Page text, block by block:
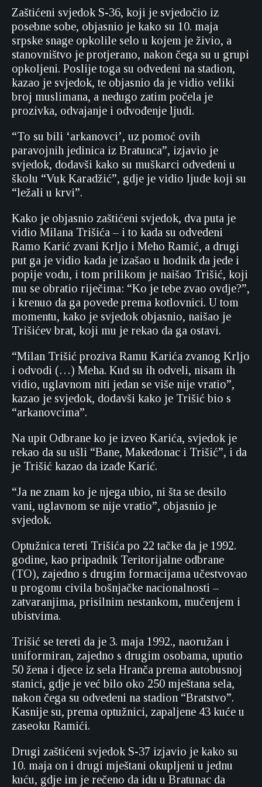
Zaštićeni svjedok S-36, koji je svjedočio iz
posebne sobe, objasnio je kako su 10. maja
srpske snage opkolile selo u kojem je živio, a
stanovništvo je protjerano, nakon čega su u grupi
opkoljeni. Poslije toga su odvedeni na stadion,
kazao je svjedok, te objasnio da je vidio veliki
broj muslimana, a nedugo zatim počela je
prozivka, odvajanje i odvođenje ljudi.
“To su bili ‘arkanovci’, uz pomoć ovih
paravojnih jedinica iz Bratunca”, izjavio je
svjedok, dodavši kako su muškarci odvedeni u
školu “Vuk Karadžić”, gdje je vidio ljude koji su
“ležali u krvi”.
Kako je objasnio zaštićeni svjedok, dva puta je
vidio Milana Trišića – i to kada su odvedeni
Ramo Karić zvani Krljo i Meho Ramić, a drugi
put ga je vidio kada je izašao u hodnik da jede i
popije vodu, i tom prilikom je naišao Trišić, koji
mu se obratio riječima: “Ko je tebe zvao ovdje?”,
i krenuo da ga povede prema kotlovnici. U tom
momentu, kako je svjedok objasnio, naišao je
Trišićev brat, koji mu je rekao da ga ostavi.
“Milan Trišić proziva Ramu Karića zvanog Krljo
i odvodi (…) Meha. Kud su ih odveli, nisam ih
vidio, uglavnom niti jedan se više nije vratio”,
kazao je svjedok, dodavši kako je Trišić bio s
“arkanovcima”.
Na upit Odbrane ko je izveo Karića, svjedok je
rekao da su ušli “Bane, Makedonac i Trišić”, i da
je Trišić kazao da izađe Karić.
“Ja ne znam ko je njega ubio, ni šta se desilo
vani, uglavnom se nije vratio”, objasnio je
svjedok.
Optužnica tereti Trišića po 22 tačke da je 1992.
godine, kao pripadnik Teritorijalne odbrane
(TO), zajedno s drugim formacijama učestvovao
u progonu civila bošnjačke nacionalnosti –
zatvaranjima, prisilnim nestankom, mučenjem i
ubistvima.
Trišić se tereti da je 3. maja 1992., naoružan i
uniformiran, zajedno s drugim osobama, uputio
50 žena i djece iz sela Hranča prema autobusnoj
stanici, gdje je već bilo oko 250 mještana sela,
nakon čega su odvedeni na stadion “Bratstvo”.
Kasnije su, prema optužnici, zapaljene 43 kuće u
zaseoku Ramići.
Drugi zaštićeni svjedok S-37 izjavio je kako su
10. maja on i drugi mještani okupljeni u jednu
kuću, gdje im je rečeno da idu u Bratunac da